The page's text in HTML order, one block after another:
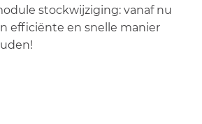
stockwijziging: vanaf nu
efficiënte en snelle manier